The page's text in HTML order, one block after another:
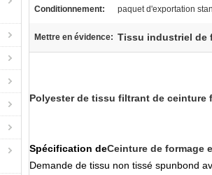
Conditionnement: paquet d'exportation
Mettre en évidence: Tissu industriel de
Polyester de tissu filtrant de ceinture
Spécification deCeinture de formage
Demande de tissu non tissé spunbond